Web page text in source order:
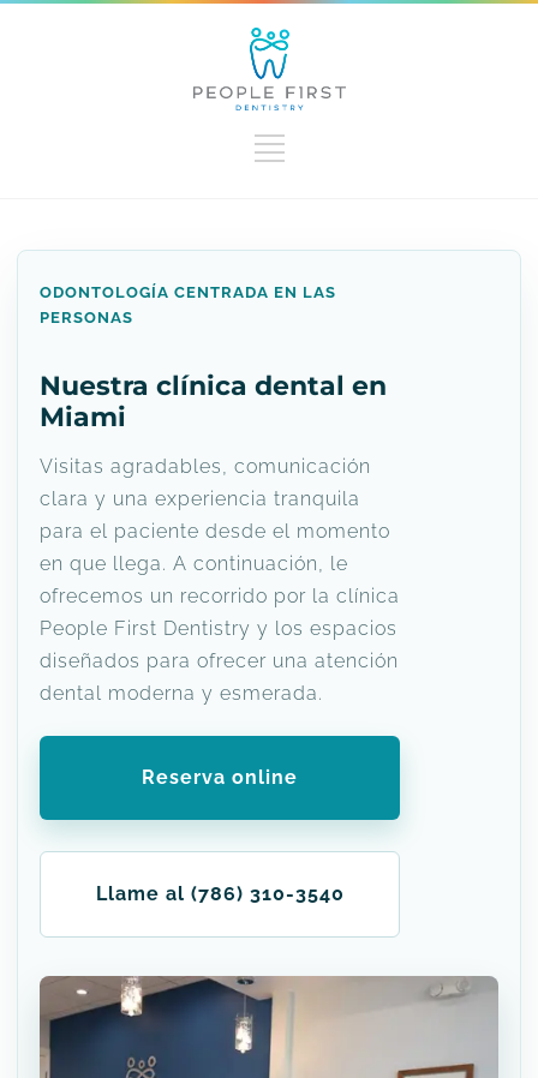
ODONTOLOGÍA CENTRADA EN LAS
PERSONAS
Nuestra clínica dental en
Miami
Visitas agradables, comunicación
clara y una experiencia tranquila
para el paciente desde el momento
en que llega. A continuación, le
ofrecemos un recorrido por la clínica
People First Dentistry y los espacios
diseñados para ofrecer una atención
dental moderna y esmerada.
Reserva online
Llame al (786) 310-3540